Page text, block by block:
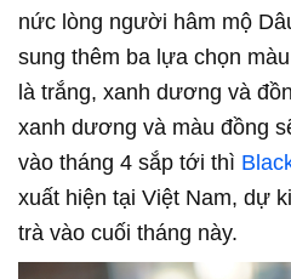
nức lòng người hâm mộ
sung thêm ba lựa chọn
là trắng, xanh dương và
xanh dương và màu đồng
vào tháng 4 sắp tới thì
xuất hiện tại Việt Nam, dự
trà vào cuối tháng này.